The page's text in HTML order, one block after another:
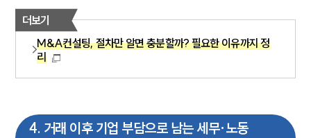
더보기
M&A컨설팅, 절차만 알면 충분할까? 필요한 이유까지 정
리
4. 거래 이후 기업 부담으로 남는 세무·노동